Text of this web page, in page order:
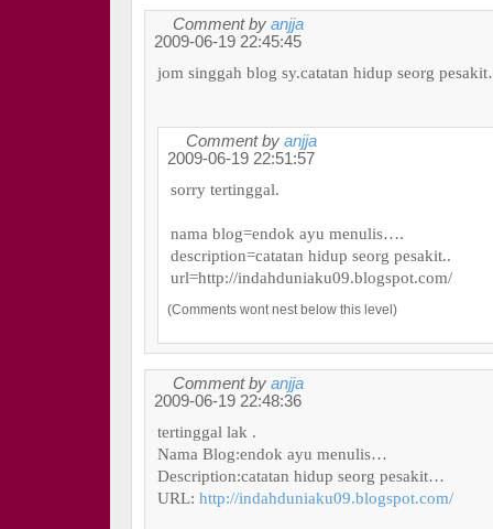
Comment by anjja
2009-06-19 22:45:45
jom singgah blog sy.catatan hidup seorg
Comment by anjja
2009-06-19 22:51:57
sorry tertinggal.
nama blog=endok ayu menulis….
description=catatan hidup seorg pesakit..
url=http://indahduniaku09.blogspot.com/
(Comments wont nest below this level)
Comment by anjja
2009-06-19 22:48:36
tertinggal lak .
Nama Blog:endok ayu menulis…
Description:catatan hidup seorg pesakit…
URL: http://indahduniaku09.blogspot.com/